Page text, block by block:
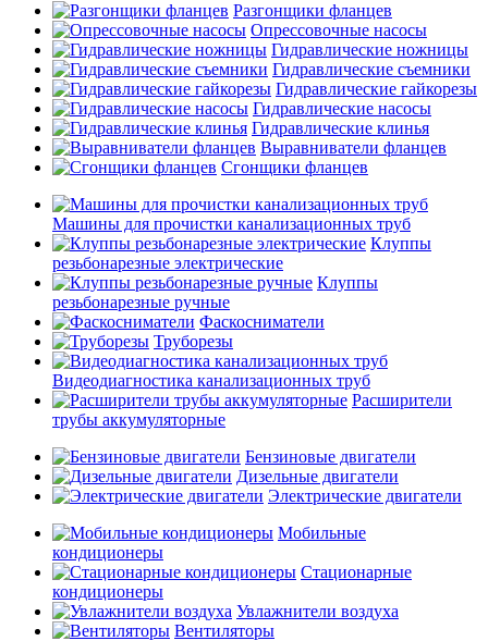
Разгонщики фланцев
Опрессовочные насосы
Гидравлические ножницы
Гидравлические съемники
Гидравлические гайкорезы
Гидравлические насосы
Гидравлические клинья
Выравниватели фланцев
Сгонщики фланцев
Машины для прочистки канализационных труб
Клуппы
резьбонарезные электрические
Клуппы
резьбонарезные ручные
Фаскосниматели
Труборезы
Видеодиагностика канализационных труб
Расширители
трубы аккумуляторные
Бензиновые двигатели
Дизельные двигатели
Электрические двигатели
Мобильные
кондиционеры
Стационарные
кондиционеры
Увлажнители воздуха
Вентиляторы